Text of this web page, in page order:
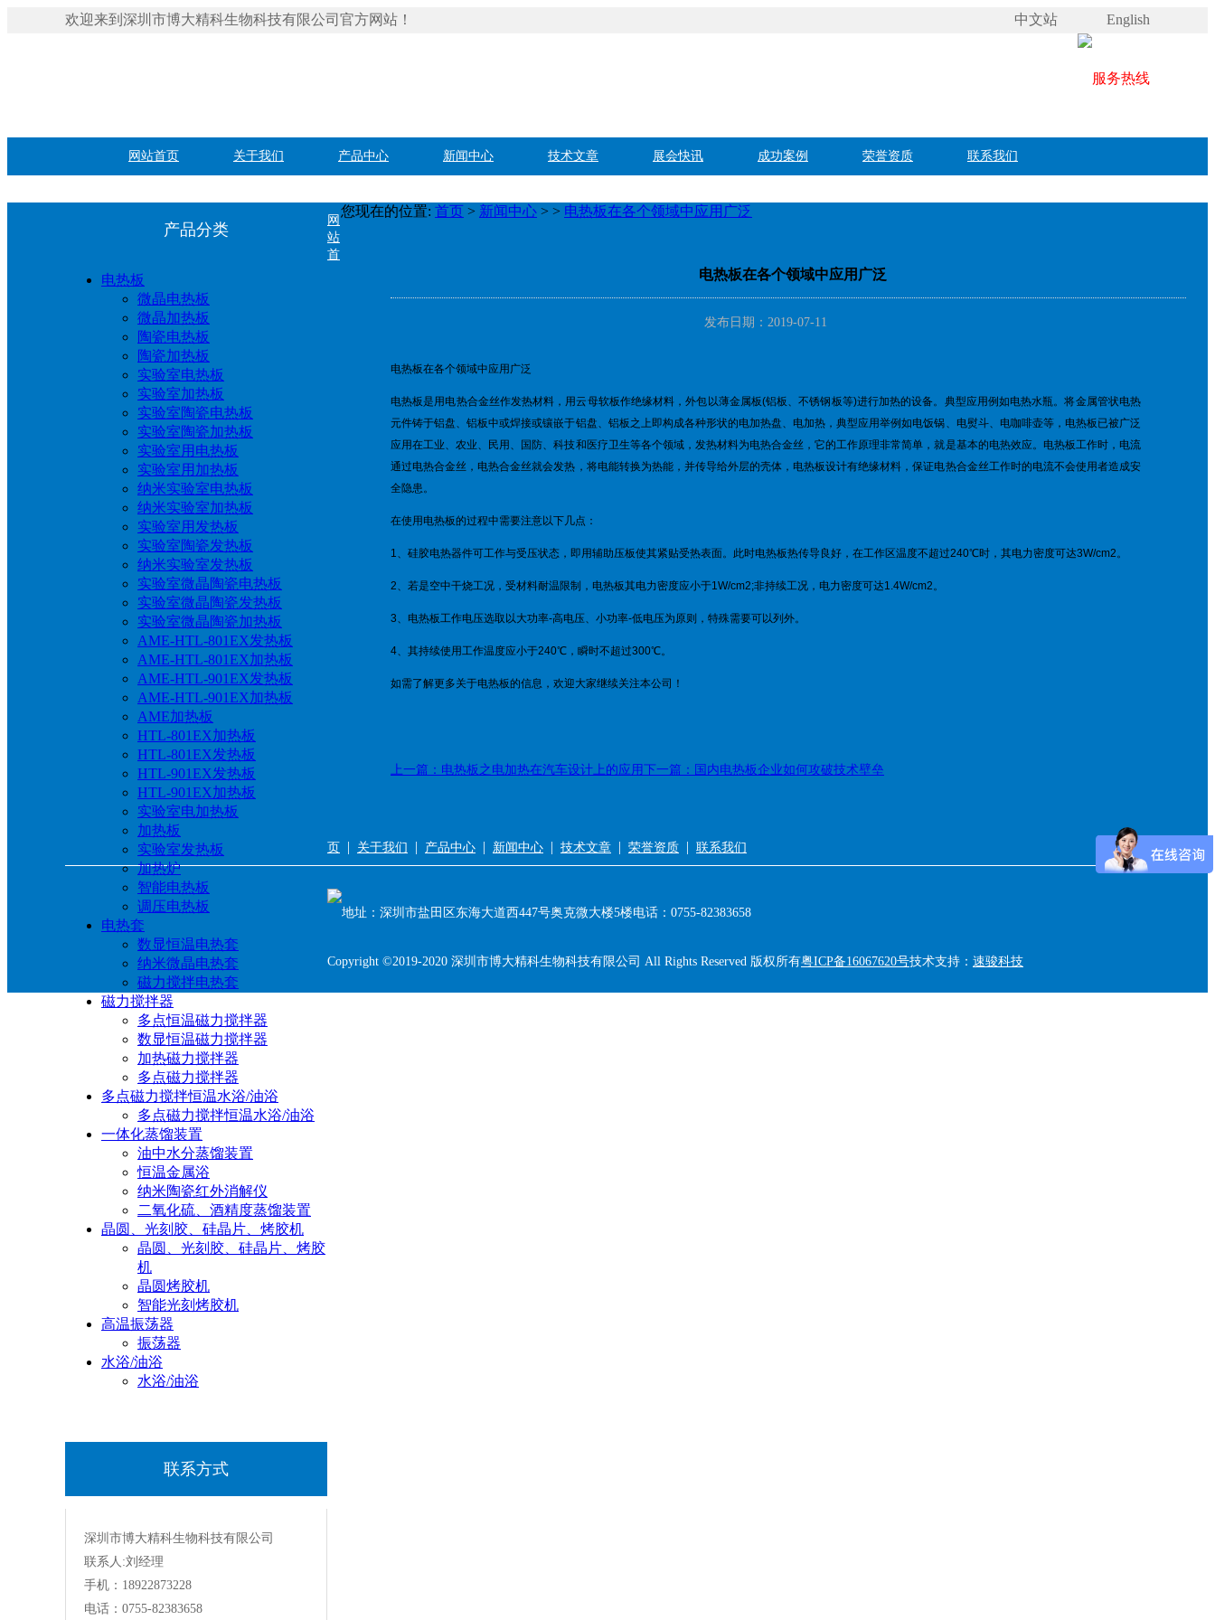
欢迎来到深圳市博大精科生物科技有限公司官方网站！ 中文站 English
网站首页 关于我们 产品中心 新闻中心 技术文章 展会快讯 成功案例 荣誉资质 联系我们
产品分类
电热板
微晶电热板
微晶加热板
陶瓷电热板
陶瓷加热板
实验室电热板
实验室加热板
实验室陶瓷电热板
实验室陶瓷加热板
实验室用电热板
实验室用加热板
纳米实验室电热板
纳米实验室加热板
实验室用发热板
实验室陶瓷发热板
纳米实验室发热板
实验室微晶陶瓷电热板
实验室微晶陶瓷发热板
实验室微晶陶瓷加热板
AME-HTL-801EX发热板
AME-HTL-801EX加热板
AME-HTL-901EX发热板
AME-HTL-901EX加热板
AME加热板
HTL-801EX加热板
HTL-801EX发热板
HTL-901EX发热板
HTL-901EX加热板
实验室电加热板
加热板
实验室发热板
加热炉
智能电热板
调压电热板
电热套
数显恒温电热套
纳米微晶电热套
磁力搅拌电热套
磁力搅拌器
多点恒温磁力搅拌器
数显恒温磁力搅拌器
加热磁力搅拌器
多点磁力搅拌器
多点磁力搅拌恒温水浴/油浴
多点磁力搅拌恒温水浴/油浴
一体化蒸馏装置
油中水分蒸馏装置
恒温金属浴
纳米陶瓷红外消解仪
二氧化硫、酒精度蒸馏装置
晶圆、光刻胶、硅晶片、烤胶机
晶圆、光刻胶、硅晶片、烤胶
机
晶圆烤胶机
智能光刻烤胶机
高温振荡器
振荡器
水浴/油浴
水浴/油浴
联系方式
深圳市博大精科生物科技有限公司
联系人:刘经理
手机：18922873228
电话：0755-82383658
您现在的位置: 首页 > 新闻中心 > > 电热板在各个领域中应用广泛
电热板在各个领域中应用广泛
发布日期：2019-07-11
电热板在各个领域中应用广泛
电热板是用电热合金丝作发热材料，用云母软板作绝缘材料，外包以薄金属板(铝板、不锈钢板等)进行加热的设备。典型应用例如电热水瓶。将金属管状电热
元件铸于铝盘、铝板中或焊接或镶嵌于铝盘、铝板之上即构成各种形状的电加热盘、电加热，典型应用举例如电饭锅、电熨斗、电咖啡壶等，电热板已被广泛
应用在工业、农业、民用、国防、科技和医疗卫生等各个领域，发热材料为电热合金丝，它的工作原理非常简单，就是基本的电热效应。电热板工作时，电流
通过电热合金丝，电热合金丝就会发热，将电能转换为热能，并传导给外层的壳体，电热板设计有绝缘材料，保证电热合金丝工作时的电流不会使用者造成安
全隐患。
在使用电热板的过程中需要注意以下几点：
1、硅胶电热器件可工作与受压状态，即用辅助压板使其紧贴受热表面。此时电热板热传导良好，在工作区温度不超过240℃时，其电力密度可达3W/cm2。
2、若是空中干烧工况，受材料耐温限制，电热板其电力密度应小于1W/cm2;非持续工况，电力密度可达1.4W/cm2。
3、电热板工作电压选取以大功率-高电压、小功率-低电压为原则，特殊需要可以列外。
4、其持续使用工作温度应小于240℃，瞬时不超过300℃。
如需了解更多关于电热板的信息，欢迎大家继续关注本公司！
上一篇：电热板之电加热在汽车设计上的应用下一篇：国内电热板企业如何攻破技术壁垒
网
站
首
页 | 关于我们 | 产品中心 | 新闻中心 | 技术文章 | 荣誉资质 | 联系我们
地址：深圳市盐田区东海大道西447号奥克微大楼5楼电话：0755-82383658
Copyright ©2019-2020 深圳市博大精科生物科技有限公司 All Rights Reserved 版权所有粤ICP备16067620号技术支持： 速骏科技